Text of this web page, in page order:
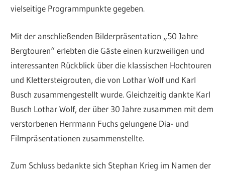
vielseitige Programmpunkte gegeben.
Mit der anschließenden Bilderpräsentation „50 Jahre
Bergtouren“ erlebten die Gäste einen kurzweiligen und
interessanten Rückblick über die klassischen Hochtouren
und Klettersteigrouten, die von Lothar Wolf und Karl
Busch zusammengestellt wurde. Gleichzeitig dankte Karl
Busch Lothar Wolf, der über 30 Jahre zusammen mit dem
verstorbenen Herrmann Fuchs gelungene Dia- und
Filmpräsentationen zusammenstellte.
Zum Schluss bedankte sich Stephan Krieg im Namen der